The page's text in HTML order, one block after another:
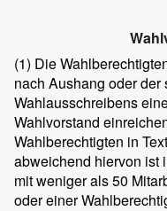
(1) Die
nach Aushang oder
Wahlausschreibens
Wahlvorstand
Wahlberechtigten in
abweichend hiervon ist
mit weniger als 50
oder einer